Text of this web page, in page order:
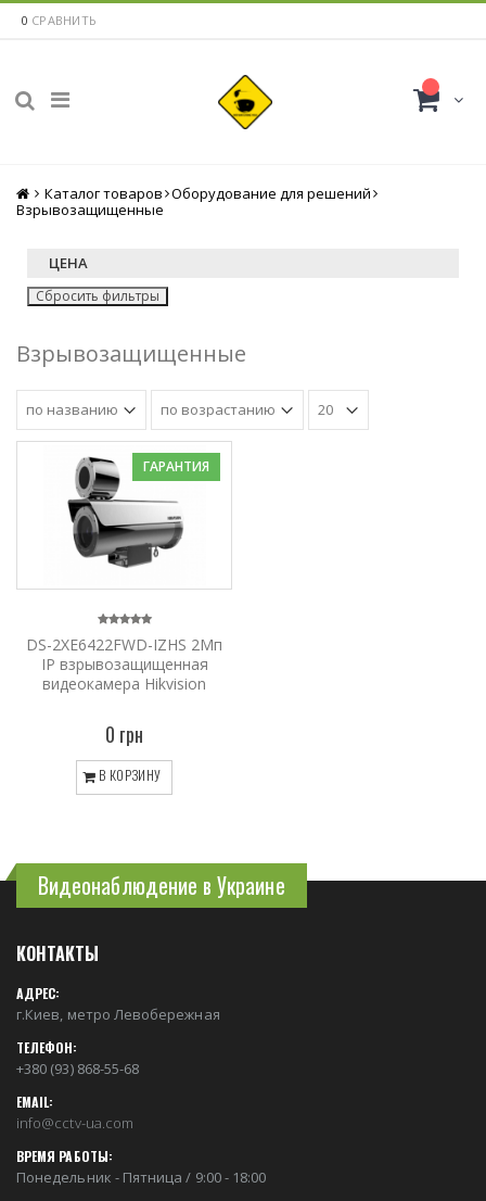
0 СРАВНИТЬ
Главная
Каталог товаров Оборудование для решений
Взрывозащищенные
ЦЕНА
Сбросить фильтры
Взрывозащищенные
ГАРАНТИЯ
DS-2XE6422FWD-IZHS 2Мп
IP взрывозащищенная
видеокамера Hikvision
0 грн
В КОРЗИНУ
Видеонаблюдение в Украине
КОНТАКТЫ
АДРЕС:
г.Киев, метро Левобережная
ТЕЛЕФОН:
+380 (93) 868-55-68
EMAIL:
info@cctv-ua.com
ВРЕМЯ РАБОТЫ:
Понедельник - Пятница / 9:00 - 18:00